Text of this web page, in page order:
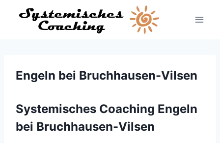
Inhalt
Engeln bei Bruchhausen-Vilsen
Systemisches Coaching Engeln
bei Bruchhausen-Vilsen